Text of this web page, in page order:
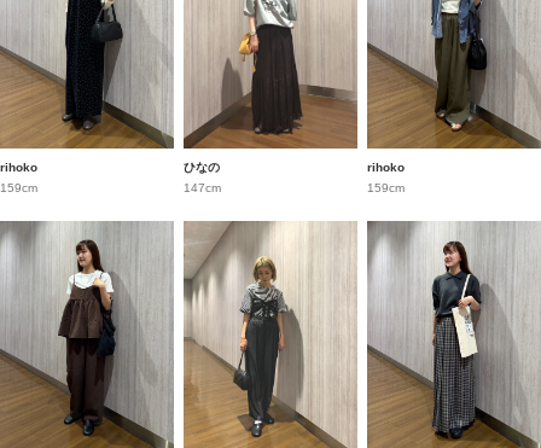
rihoko
159cm
ひなの
147cm
rihoko
159cm